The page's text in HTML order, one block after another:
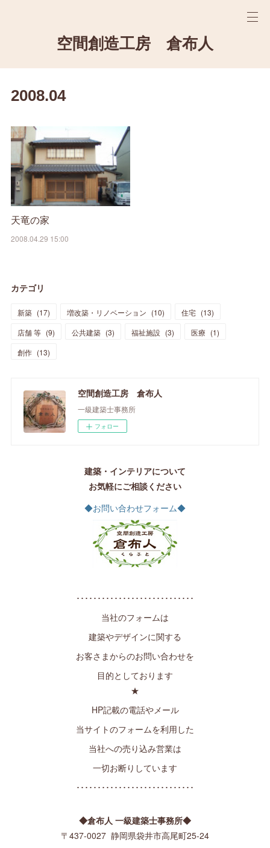
空間創造工房 倉布人
2008.04
天竜の家
2008.04.29 15:00
カテゴリ
新築 (17) 増改築・リノベーション (10) 住宅 (13)
店舗 等 (9) 公共建築 (3) 福祉施設 (3) 医療 (1)
創作 (13)
空間創造工房 倉布人
一級建築士事務所
フォロー
建築・インテリアについて
お気軽にご相談ください
◆お問い合わせフォーム◆
････････････････････････････
当社のフォームは
建築やデザインに関する
お客さまからのお問い合わせを
目的としております
★
HP記載の電話やメール
当サイトのフォームを利用した
当社への売り込み営業は
一切お断りしています
････････････････････････････
◆倉布人 一級建築士事務所◆
〒437-0027 静岡県袋井市高尾町25-24